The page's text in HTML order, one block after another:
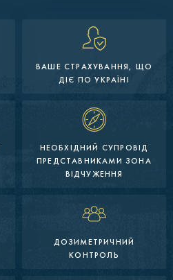
ВАШЕ СТРАХУВАННЯ, ЩО
ДІЄ ПО УКРАЇНІ
НЕОБХІДНИЙ СУПРОВІД
ПРЕДСТАВНИКАМИ ЗОНА
ВІДЧУЖЕННЯ
ДОЗИМЕТРИЧНИЙ
КОНТРОЛЬ